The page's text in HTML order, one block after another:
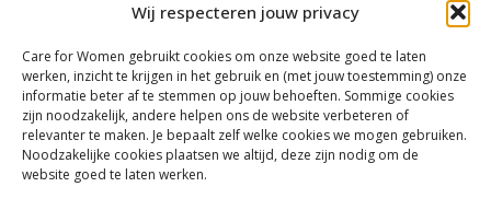
Wij respecteren jouw privacy
Care for Women gebruikt cookies om onze website goed te laten
werken, inzicht te krijgen in het gebruik en (met jouw toestemming) onze
informatie beter af te stemmen op jouw behoeften. Sommige cookies
zijn noodzakelijk, andere helpen ons de website verbeteren of
relevanter te maken. Je bepaalt zelf welke cookies we mogen gebruiken.
Noodzakelijke cookies plaatsen we altijd, deze zijn nodig om de
website goed te laten werken.
Care for Women is de eerste organisatie die zich inzet op het gebied
van hormonale problemen bij vrouwen. Met ruim 100 locaties
behoort Care for Women tot één van de grootste organisaties op dit
vakgebied...